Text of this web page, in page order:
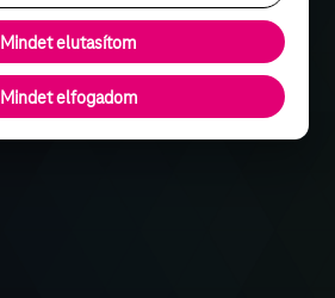
Mindet elutasítom
Mindet elfogadom